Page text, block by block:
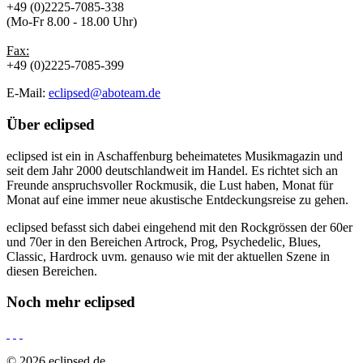
+49 (0)2225-7085-338
(Mo-Fr 8.00 - 18.00 Uhr)
Fax:
+49 (0)2225-7085-399
E-Mail: eclipsed@aboteam.de
Über eclipsed
eclipsed ist ein in Aschaffenburg beheimatetes Musikmagazin und
seit dem Jahr 2000 deutschlandweit im Handel. Es richtet sich an
Freunde anspruchsvoller Rockmusik, die Lust haben, Monat für
Monat auf eine immer neue akustische Entdeckungsreise zu gehen.
eclipsed befasst sich dabei eingehend mit den Rockgrössen der 60er
und 70er in den Bereichen Artrock, Prog, Psychedelic, Blues,
Classic, Hardrock uvm. genauso wie mit der aktuellen Szene in
diesen Bereichen.
Noch mehr eclipsed